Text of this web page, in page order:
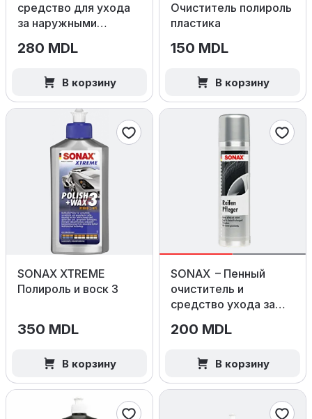
средство для ухода
за наружными
поверхностями, 250
280 MDL
В корзину
Очиститель полироль
пластика
150 MDL
В корзину
SONAX XTREME
Полироль и воск 3
350 MDL
В корзину
SONAX – Пенный
очиститель и
средство ухода за
200 MDL
В корзину